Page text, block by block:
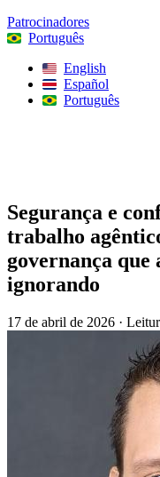
Patrocinadores
Português
English
Español
Português
Segurança e
trabalho
governança que
ignorando
17 de abril de 2026 ·